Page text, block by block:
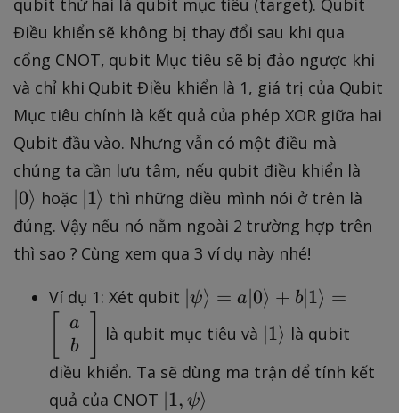
T
}
|0
0
\
r
n
gl
e
=
qubit thứ hai là qubit mục tiêu (target). Qubit
Điều khiển sẽ không bị thay đổi sau khi qua
cổng CNOT, qubit Mục tiêu sẽ bị đảo ngược khi
và chỉ khi Qubit Điều khiển là 1, giá trị của Qubit
Mục tiêu chính là kết quả của phép XOR giữa hai
Qubit đầu vào. Nhưng vẫn có một điều mà
chúng ta cần lưu tâm, nếu qubit điều khiển là
k
t
∣0⟩ hoặc \
k
e
t
{
1
∣1⟩ thì những điều mình nói ở trên là
đúng. Vậy nếu nó nằm ngoài 2 trường hợp trên
thì sao ? Cùng xem qua 3 ví dụ này nhé!
Ví dụ 1: Xét qubit |\
si
\
∣ψ⟩ = a∣0⟩ + b∣1⟩ =
a
b
là qubit mục tiêu và \
k
e
∣1⟩ là qubit
điều khiển. Ta sẽ dùng ma trận để tính kết
quả của CNOT \
∣1, ψ⟩